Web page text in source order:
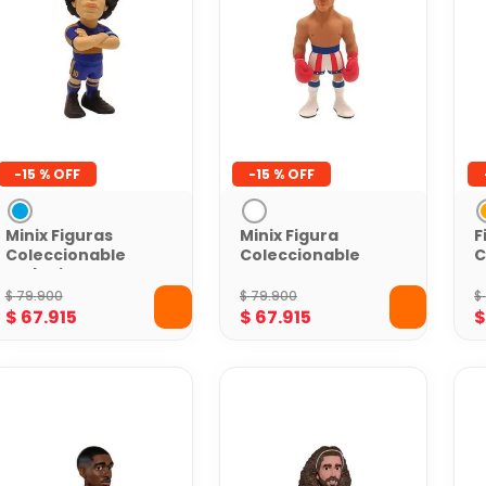
-15 %
Minix Figuras
Coleccionable
Futbolista
Maradona Boca
$79.900
$ 67.915
-15 %
Minix Figura
Coleccionable
$79.900
$ 67.915
$
$